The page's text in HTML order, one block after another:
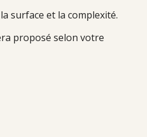
surface et la complexité.
proposé selon votre